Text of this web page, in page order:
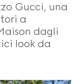
Gucci, una
a
dagli
look da